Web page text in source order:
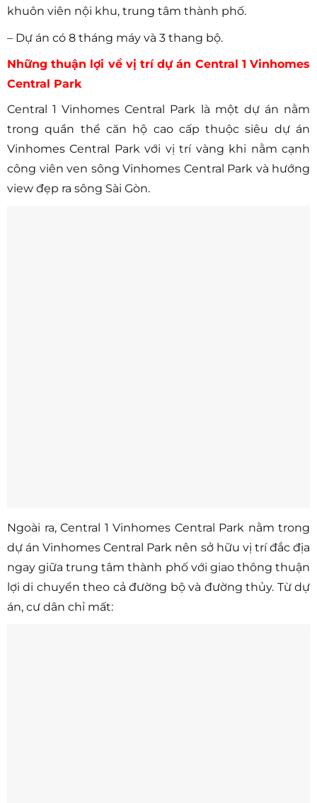
khuôn viên nội khu, trung tâm thành phố.
– Dự án có 8 tháng máy và 3 thang bộ.
Những thuận lợi về vị trí dự án Central 1 Vinhomes
Central Park
Central 1 Vinhomes Central Park là một dự án nằm
trong quần thể căn hộ cao cấp thuộc siêu dự án
Vinhomes Central Park với vị trí vàng khi nằm cạnh
công viên ven sông Vinhomes Central Park và hướng
view đẹp ra sông Sài Gòn.
Ngoài ra, Central 1 Vinhomes Central Park nằm trong
dự án Vinhomes Central Park nên sở hữu vị trí đắc địa
ngay giữa trung tâm thành phố với giao thông thuận
lợi di chuyển theo cả đường bộ và đường thủy. Từ dự
án, cư dân chỉ mất: